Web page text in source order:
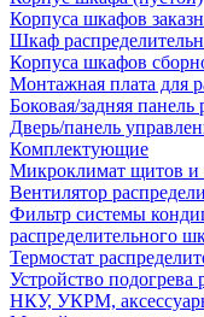
Корпуса шкафов
Шкаф
Корпуса шкафов
Монтажная плата для
Боковая/задняя
Дверь/панель
Комплектующие
Микроклимат щитов и
Вентилятор
Фильтр системы
распределительного
Термостат
Устройство подогрева
НКУ, УКРМ,